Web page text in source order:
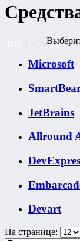
Microsoft
JetBrains
Allround
Devart
На странице: